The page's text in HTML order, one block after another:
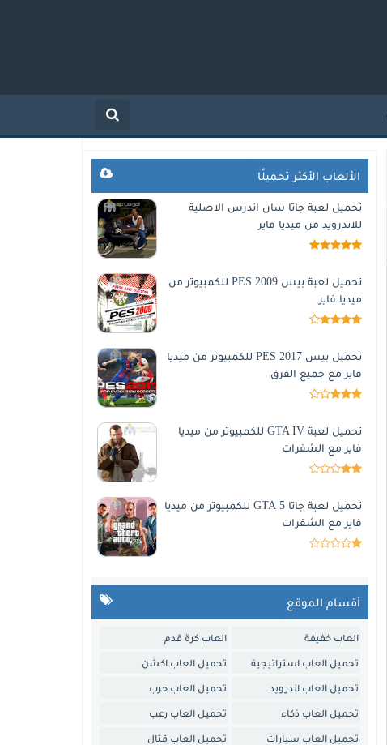
الألعاب الأكثر تحميلًا
تحميل لعبة جاتا سان اندرس الاصلية
للاندرويد من ميديا فاير
تحميل لعبة بيس 2009 PES للكمبيوتر من
ميديا فاير
تحميل بيس 2017 PES للكمبيوتر من ميديا
فاير مع جميع الفرق
تحميل لعبة GTA IV للكمبيوتر من ميديا
فاير مع الشفرات
تحميل لعبة جاتا 5 GTA للكمبيوتر من ميديا
فاير مع الشفرات
أقسام الموقع
العاب خفيفة العاب كرة قدم
تحميل العاب استراتيجية تحميل العاب اكشن
تحميل العاب اندرويد تحميل العاب حرب
تحميل العاب ذكاء تحميل العاب رعب
تحميل العاب سيارات تحميل العاب قتال